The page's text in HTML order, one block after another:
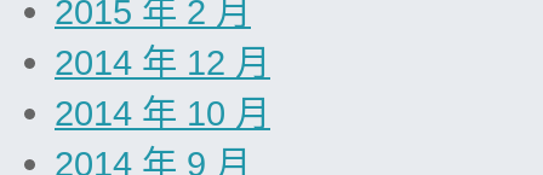
2015 年 2 月
2014 年 12 月
2014 年 10 月
2014 年 9 月